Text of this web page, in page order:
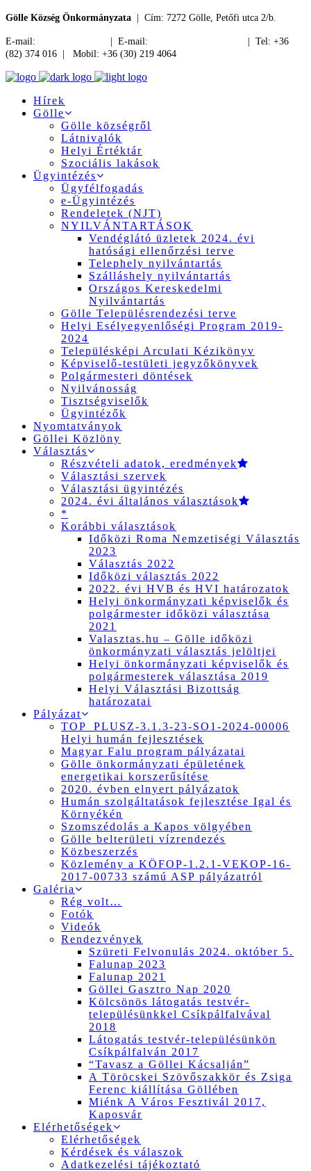
Gölle Község Önkormányzata | Cím: 7272 Gölle, Petőfi utca 2/b.
E-mail: | E-mail:
| Tel: +36
(82) 374 016 | Mobil: +36 (30) 219 4064
Hírek
Gölle
Gölle községről
Látnivalók
Helyi Értéktár
Szociális lakások
Ügyintézés
Ügyfélfogadás
e-Ügyintézés
Rendeletek (NJT)
NYILVÁNTARTÁSOK
Vendéglátó üzletek 2024. évi
hatósági ellenőrzési terve
Telephely nyilvántartás
Szálláshely nyilvántartás
Országos Kereskedelmi
Nyilvántartás
Gölle Településrendezési terve
Helyi Esélyegyenlőségi Program 2019-
2024
Településképi Arculati Kézikönyv
Képviselő-testületi jegyzőkönyvek
Polgármesteri döntések
Nyilvánosság
Tisztségviselők
Ügyintézők
Nyomtatványok
Göllei Közlöny
Választás
Részvételi adatok, eredmények
Választási szervek
Választási ügyintézés
2024. évi általános választások
*
Korábbi választások
Időközi Roma Nemzetiségi Választás
2023
Választás 2022
Időközi választás 2022
2022. évi HVB és HVI határozatok
Helyi önkormányzati képviselők és
polgármester időközi választása
2021
Valasztas.hu – Gölle időközi
önkormányzati választás jelöltjei
Helyi önkormányzati képviselők és
polgármesterek választása 2019
Helyi Választási Bizottság
határozatai
Pályázat
TOP_PLUSZ-3.1.3-23-SO1-2024-00006
Helyi humán fejlesztések
Magyar Falu program pályázatai
Gölle önkormányzati épületének
energetikai korszerűsítése
2020. évben elnyert pályázatok
Humán szolgáltatások fejlesztése Igal és
Környékén
Szomszédolás a Kapos völgyében
Gölle belterületi vízrendezés
Közbeszerzés
Közlemény a KÖFOP-1.2.1-VEKOP-16-
2017-00733 számú ASP pályázatról
Galéria
Rég volt…
Fotók
Videók
Rendezvények
Szüreti Felvonulás 2024. október 5.
Falunap 2023
Falunap 2021
Göllei Gasztro Nap 2020
Kölcsönös látogatás testvér-
településünkkel Csíkpálfalvával
2018
Látogatás testvér-településünkön
Csíkpálfalván 2017
“Tavasz a Göllei Kácsalján”
A Töröcskei Szövőszakkör és Zsiga
Ferenc kiállítása Göllében
Miénk A Város Fesztivál 2017,
Kaposvár
Elérhetőségek
Elérhetőségek
Kérdések és válaszok
Adatkezelési tájékoztató